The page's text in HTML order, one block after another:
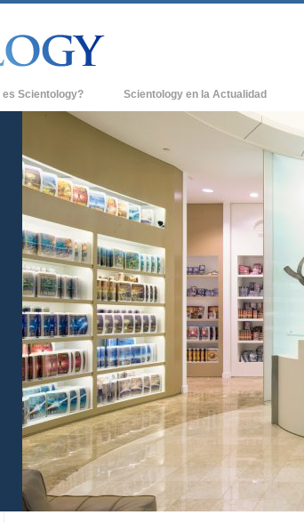
es Scientology?
Códigos de Scientology
los Scientologists acerca de
a un Scientologist
de una Iglesia
Básicos de Scientology
a Dianética
Odio: ¿Qué es Grandeza?
Scientology en la Actualidad
Nuevas Iglesias de Scientology
Organizaciones Avanzadas
Base en Tierra de Flag
Freewinds
Llevando Scientology al Mundo
David Miscavige - Líder Eclesiástico de
Scientology